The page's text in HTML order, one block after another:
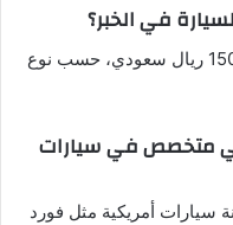
تتراوح تكلفة فحص الكمبيوتر بين 80 و150 ريال سعودي، حسب نوع
متخصص في سيارات
سيارات أمريكية مثل فورد